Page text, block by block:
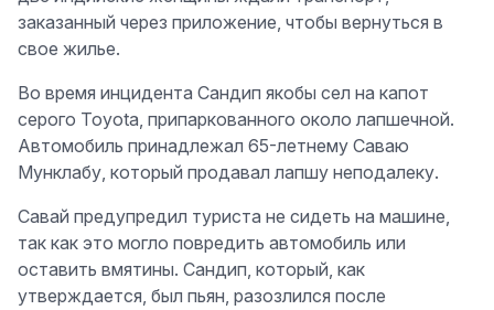
заказанный через приложение, чтобы вернуться в
свое жилье.
Во время инцидента Сандип якобы сел на капот
серого Toyota, припаркованного около лапшечной.
Автомобиль принадлежал 65-летнему Саваю
Мунклабу, который продавал лапшу неподалеку.
Савай предупредил туриста не сидеть на машине,
так как это могло повредить автомобиль или
оставить вмятины. Сандип, который, как
утверждается, был пьян, разозлился после